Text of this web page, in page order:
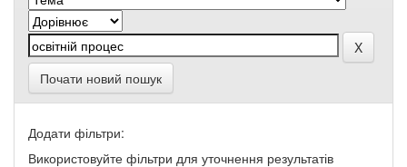
Почати новий пошук
Додати фільтри:
Використовуйте фільтри для уточнення результатів